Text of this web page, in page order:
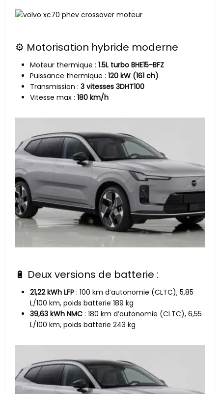
⚙️ Motorisation hybride moderne
Moteur thermique :1.5L turbo BHE15-BFZ
Puissance thermique :120 kW (161 ch)
Transmission :3 vitesses 3DHT100
Vitesse max :180 km/h
🔋 Deux versions de batterie :
21,22 kWh LFP : 100 km d’autonomie (CLTC), 5,85
L/100 km, poids batterie 189 kg
39,63 kWh NMC : 180 km d’autonomie (CLTC), 6,55
L/100 km, poids batterie 243 kg